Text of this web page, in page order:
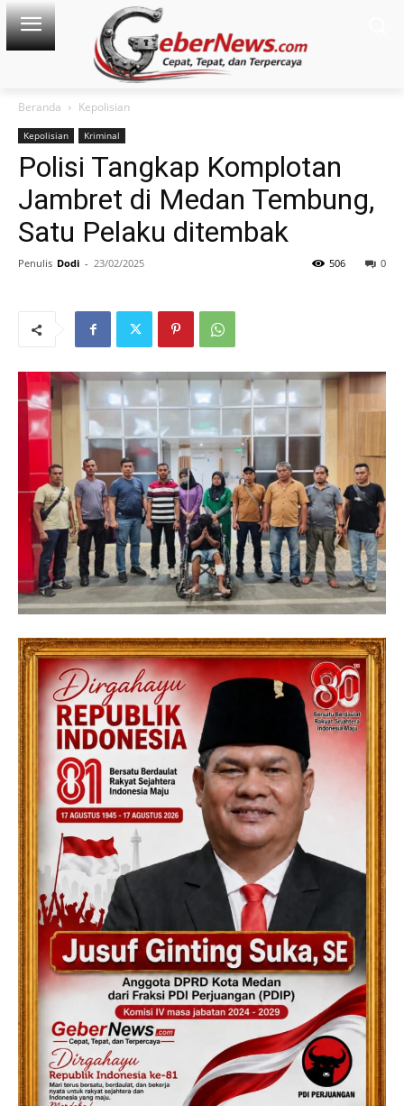
Beranda Kepolisian
Kepolisian Kriminal
Polisi Tangkap Komplotan
Jambret di Medan Tembung,
Satu Pelaku ditembak
Penulis Dodi - 23/02/2025 0
506